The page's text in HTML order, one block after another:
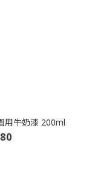
用牛奶漆 200ml